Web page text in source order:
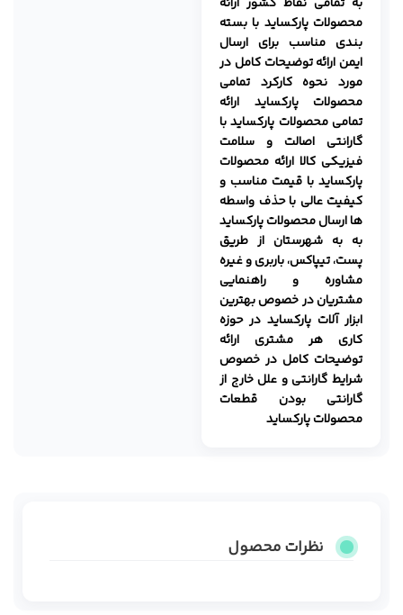
محصولات پارکساید با بسته
بندی مناسب برای ارسال
ایمنارائه توضیحات کامل در
مورد نحوه کارکرد تمامی
محصولات پارکساید ارائه
تمامی محصولات پارکساید با
گارانتی اصالت و سلامت
فیزیکی کالا ارائه محصولات
پارکساید با قیمت مناسب و
کیفیت عالی با حذف واسطه
هاارسال محصولات پارکساید
به به شهرستان از طریق
پست، تیپاکس، باربری و غیره
مشاوره و راهنمایی
مشتریان در خصوص بهترین
ابزار آلات پارکساید در حوزه
کاری هر مشتری
ارائه
توضیحات کامل در خصوص
شرایط گارانتی و علل خارج از
گارانتی بودن قطعات
محصولات پارکساید
نظرات محصول